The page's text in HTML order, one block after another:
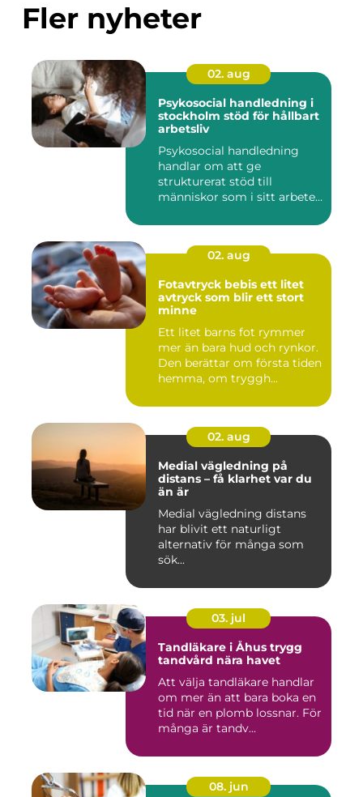
Fler nyheter
02. aug
Psykosocial handledning i
stockholm stöd för hållbart
arbetsliv
Psykosocial handledning
handlar om att ge
strukturerat stöd till
människor som i sitt arbete
02. aug
Fotavtryck bebis ett litet
avtryck som blir ett stort
minne
Ett litet barns fot rymmer
mer än bara hud och rynkor.
Den berättar om första tiden
hemma, om tryggh...
02. aug
Medial vägledning på
distans – få klarhet var du
än är
Medial vägledning distans
har blivit ett naturligt
alternativ för många som
sök...
03. jul
Tandläkare i Åhus trygg
tandvård nära havet
Att välja tandläkare handlar
om mer än att bara boka en
tid när en plomb lossnar. För
många är tandv...
08. jun